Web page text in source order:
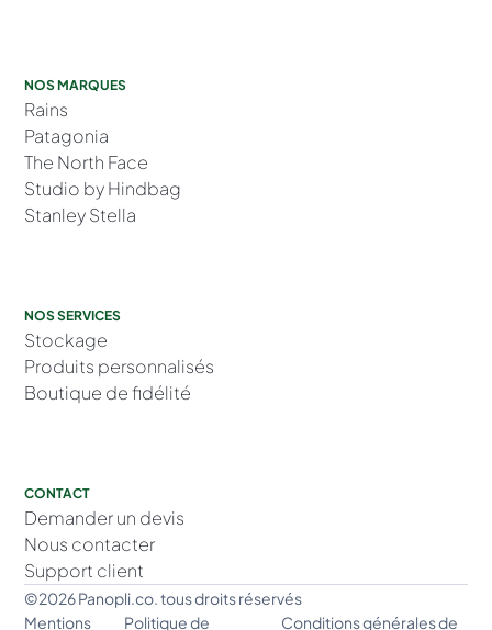
NOS MARQUES
Rains
Patagonia
The North Face
Studio by Hindbag
Stanley Stella
NOS SERVICES
Stockage
Produits personnalisés
Boutique de fidélité
CONTACT
Demander un devis
Nous contacter
Support client
©2026 Panopli.co. tous droits réservés
Mentions
Politique de Conditions générales de